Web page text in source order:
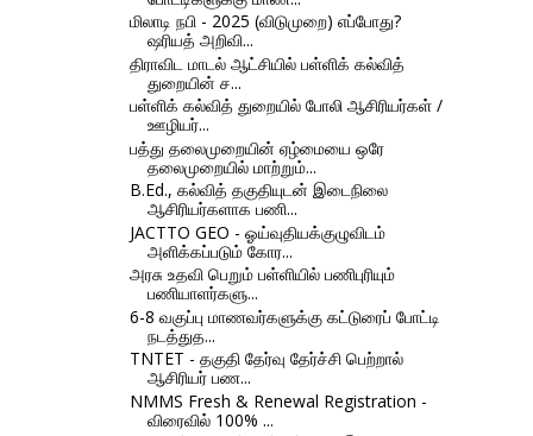
மிலாடி நபி - 2025 (விடுமுறை) எப்போது?
ஷரியத் அறிவி...
திராவிட மாடல் ஆட்சியில் பள்ளிக் கல்வித்
துறையின் ச...
பள்ளிக் கல்வித் துறையில் போலி ஆசிரியர்கள் /
ஊழியர்...
பத்து தலைமுறையின் ஏழ்மையை ஒரே
தலைமுறையில் மாற்றும்...
B.Ed., கல்வித் தகுதியுடன் இடைநிலை
ஆசிரியர்களாக பணி...
JACTTO GEO - ஓய்வுதியக்குழுவிடம்
அளிக்கப்படும் கோர...
அரசு உதவி பெறும் பள்ளியில் பணிபுரியும்
பணியாளர்களு...
6-8 வகுப்பு மாணவர்களுக்கு கட்டுரைப் போட்டி
நடத்துத...
TNTET - தகுதி தேர்வு தேர்ச்சி பெற்றால்
ஆசிரியர் பண...
NMMS Fresh & Renewal Registration -
விரைவில் 100% ...